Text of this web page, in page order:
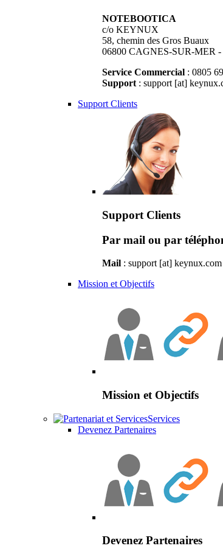
NOTEBOOTICA
c/o KEYNUX
58, chemin des Gros Buaux
06800 CAGNES-SUR-MER -
Service Commercial : 0805
Support : support [at]
Support Clients
Support Clients
Par mail ou par
Mail : support [at] keynux.com
Mission et Objectifs
Mission et Objectifs
Services
Devenez Partenaires
Devenez Partenaires